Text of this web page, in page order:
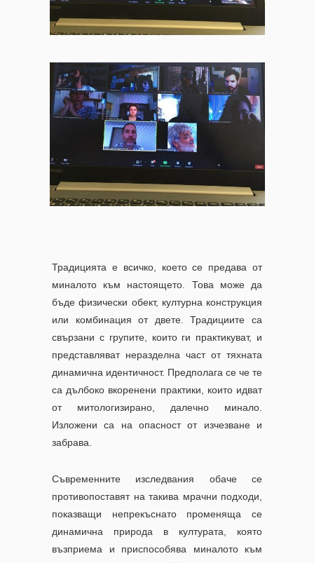
Традицията е всичко, което се предава от
миналото към настоящето. Това може да
бъде физически обект, културна конструкция
или комбинация от двете. Традициите са
свързани с групите, които ги практикуват, и
представляват неразделна част от тяхната
динамична идентичност. Предполага се че те
са дълбоко вкоренени практики, които идват
от митологизирано, далечно минало.
Изложени са на опасност от изчезване и
забрава.
Съвременните изследвания обаче се
противопоставят на такива мрачни подходи,
показващи непрекъснато променяща се
динамична природа в културата, която
възприема и приспособява миналото към